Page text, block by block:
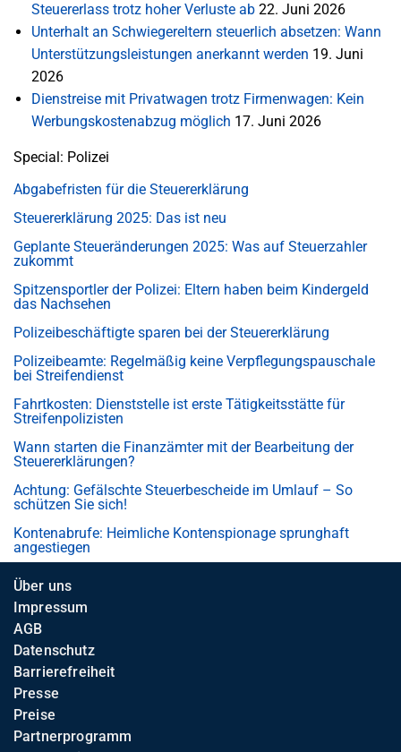
Steuererlass trotz hoher Verluste ab 22. Juni 2026
Unterhalt an Schwiegereltern steuerlich absetzen: Wann
Unterstützungsleistungen anerkannt werden 19. Juni
2026
Dienstreise mit Privatwagen trotz Firmenwagen: Kein
Werbungskostenabzug möglich 17. Juni 2026
Special: Polizei
Abgabefristen für die Steuererklärung
Steuererklärung 2025: Das ist neu
Geplante Steueränderungen 2025: Was auf Steuerzahler
zukommt
Spitzensportler der Polizei: Eltern haben beim Kindergeld
das Nachsehen
Polizeibeschäftigte sparen bei der Steuererklärung
Polizeibeamte: Regelmäßig keine Verpflegungspauschale
bei Streifendienst
Fahrtkosten: Dienststelle ist erste Tätigkeitsstätte für
Streifenpolizisten
Wann starten die Finanzämter mit der Bearbeitung der
Steuererklärungen?
Achtung: Gefälschte Steuerbescheide im Umlauf – So
schützen Sie sich!
Kontenabrufe: Heimliche Kontenspionage sprunghaft
angestiegen
Über uns
Impressum
AGB
Datenschutz
Barrierefreiheit
Presse
Preise
Partnerprogramm